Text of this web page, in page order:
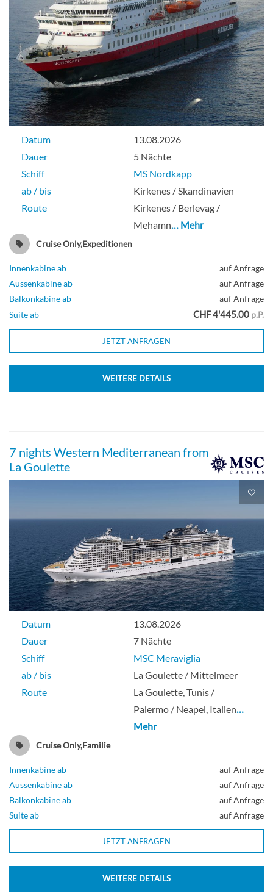
Datum
13.08.2026
Dauer
5 Nächte
Schiff
MS Nordkapp
ab / bis
Kirkenes / Skandinavien
Route
Kirkenes / Berlevag /
Mehamn… Mehr
Cruise Only,Expeditionen
Innenkabine ab
auf Anfrage
Aussenkabine ab
auf Anfrage
Balkonkabine ab
auf Anfrage
Suite ab
CHF 4'445.00 p.P.
JETZT ANFRAGEN
WEITERE DETAILS
7 nights Western Mediterranean from
La Goulette
Datum
13.08.2026
Dauer
7 Nächte
Schiff
MSC Meraviglia
ab / bis
La Goulette / Mittelmeer
Route
La Goulette, Tunis /
Palermo / Neapel, Italien…
Mehr
Cruise Only,Familie
Innenkabine ab
auf Anfrage
Aussenkabine ab
auf Anfrage
Balkonkabine ab
auf Anfrage
Suite ab
auf Anfrage
JETZT ANFRAGEN
WEITERE DETAILS